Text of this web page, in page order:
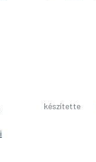
készítette